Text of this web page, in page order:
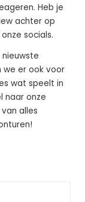
Heb je
achter op
socials.
we er ook voor
wat speelt in
naar onze
alles